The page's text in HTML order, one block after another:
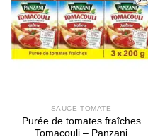
SAUCE TOMATE
Purée de tomates fraîches
Tomacouli – Panzani